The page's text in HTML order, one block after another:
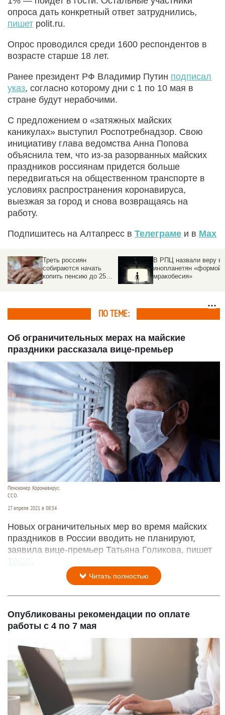
опроса дать конкретный ответ затруднились,
пишет polit.ru.
Опрос проводился среди 1600 респондентов в
возрасте старше 18 лет.
Ранее президент РФ Владимир Путин подписал
указ, согласно которому дни с 1 по 10 мая в
стране будут нерабочими.
С предложением о «затяжных майских
каникулах» выступил Роспотребнадзор. Свою
инициативу глава ведомства Анна Попова
объяснила тем, что из-за разорванных майских
праздников россиянам придется больше
передвигаться на общественном транспорте в
условиях распространения коронавируса,
выезжая за город и снова возвращаясь на
работу.
Подпишитесь на Алтапресс в Телеграме и в Max
Треть россиян
собираются начать
копить пенсию до 25
В РПЦ назвали веру в
инопланетян «формой
мракобесия»
ПО ТЕМЕ:
Об ограничительных мерах на майские
праздники рассказала вице-премьер
Пенсионер. Коронавирус.
ССО.
27 апреля 2021 в 08:54
Новых ограничительных мер во время майских
праздников в России вводить не планируют,
заявила вице-премьер Татьяна Голикова, пишет
ТАСС
Читать полностью
Опубликованы рекомендации по оплате
работы с 4 по 7 мая